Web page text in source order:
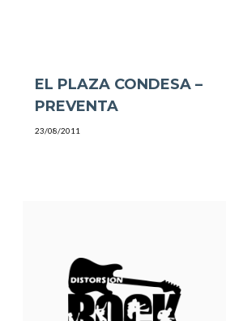
EL PLAZA CONDESA –
PREVENTA
23/08/2011